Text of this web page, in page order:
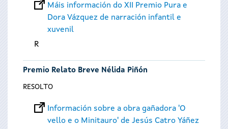
Máis información do XII Premio Pura e
Dora Vázquez de narración infantil e
xuvenil
R
Premio Relato Breve Nélida Piñón
RESOLTO
Información sobre a obra gañadora 'O
vello e o Minitauro' de Jesús Catro Yáñez